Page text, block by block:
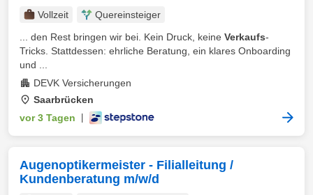
Vollzeit
Quereinsteiger
... den Rest bringen wir bei. Kein Druck, keine Verkaufs-
Tricks. Stattdessen: ehrliche Beratung, ein klares Onboarding
und ...
DEVK Versicherungen
Saarbrücken
vor 3 Tagen
Augenoptikermeister - Filialleitung /
Kundenberatung m/w/d